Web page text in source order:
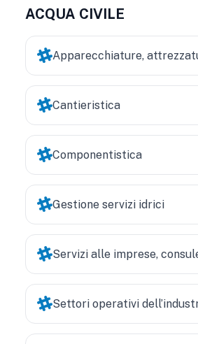
ACQUA CIVILE
Apparecchiature,
Cantieristica
Componentistica
Gestione servizi idrici
Servizi alle imprese,
Settori operativi